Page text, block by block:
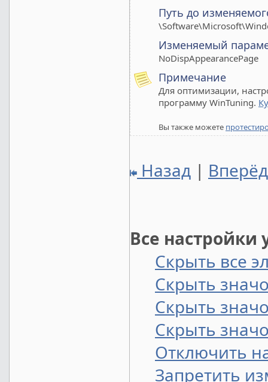
Путь до
Изменяемый
NoDispAppearancePage
Примечание
Для оптимизации,
программу WinTuning.
Вы также можете
Назад |
Все настройки
Скрыть все
Скрыть
Скрыть
Скрыть
Отключить
Запретить